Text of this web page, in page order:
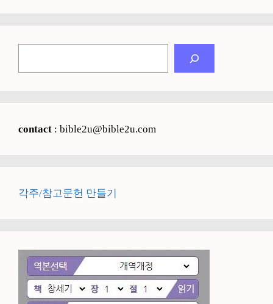
contact : bible2u@bible2u.com
각주/참고문헌 만들기